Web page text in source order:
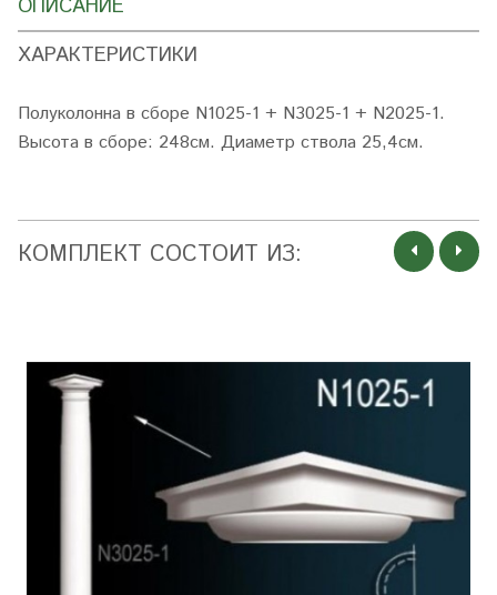
ОПИСАНИЕ
ХАРАКТЕРИСТИКИ
Полуколонна в сборе N1025-1 + N3025-1 + N2025-1.
Высота в сборе: 248см. Диаметр ствола 25,4см.
КОМПЛЕКТ СОСТОИТ ИЗ: